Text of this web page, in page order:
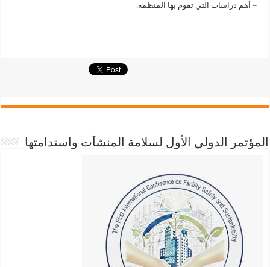
– أهم دراسات التي تقوم بها المنظمة.
المؤتمر الدولي الأول لسلامة المنشآت واستدامتها